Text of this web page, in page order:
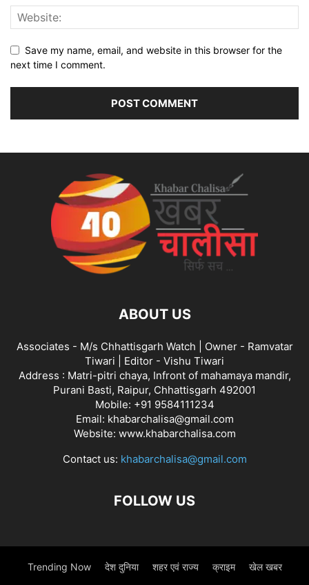
Save my name, email, and website in this browser for the
next time I comment.
ABOUT US
Associates - M/s Chhattisgarh Watch | Owner - Ramvatar
Tiwari | Editor - Vishu Tiwari
Address : Matri-pitri chaya, Infront of mahamaya mandir,
Purani Basti, Raipur, Chhattisgarh 492001
Mobile: +91 9584111234
Email: khabarchalisa@gmail.com
Website: www.khabarchalisa.com
Contact us: khabarchalisa@gmail.com
FOLLOW US
Trending Now देश दुनिया शहर एवं राज्य क्राइम खेल खबर